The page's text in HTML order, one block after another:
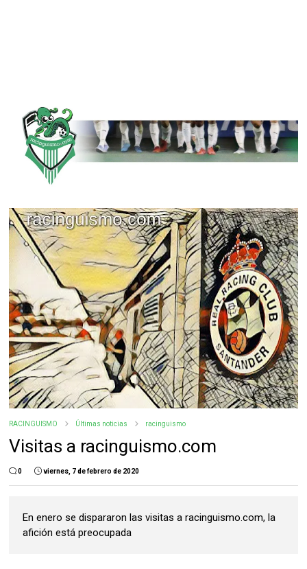
RACINGUISMO Últimas noticias racinguismo
Visitas a racinguismo.com
0 viernes, 7 de febrero de 2020
En enero se dispararon las visitas a racinguismo.com, la
afición está preocupada